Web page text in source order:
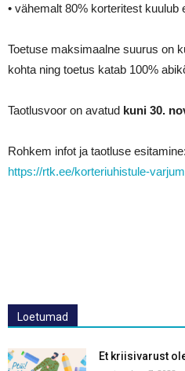
• vähemalt 80% korteritest kuulub
Toetuse maksimaalne suurus on
kohta ning toetus katab 100%
Taotlusvoor on avatud kuni 30.
Rohkem infot ja taotluse esitamine:
https://rtk.ee/korteriuhistule-
Loetumad
Et kriisivarust